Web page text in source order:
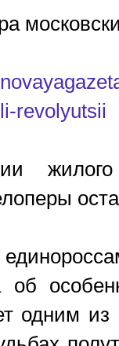
revolyutsii
об
одним